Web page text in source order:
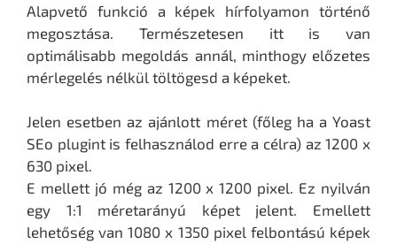
Alapvető funkció a képek hírfolyamon történő
megosztása. Természetesen itt is van
optimálisabb megoldás annál, minthogy előzetes
mérlegelés nélkül töltögesd a képeket.
Jelen esetben az ajánlott méret (főleg ha a Yoast
SEo plugint is felhasználod erre a célra) az 1200 x
630 pixel.
E mellett jó még az 1200 x 1200 pixel. Ez nyilván
egy 1:1 méretarányú képet jelent. Emellett
lehetőség van 1080 x 1350 pixel felbontású képek